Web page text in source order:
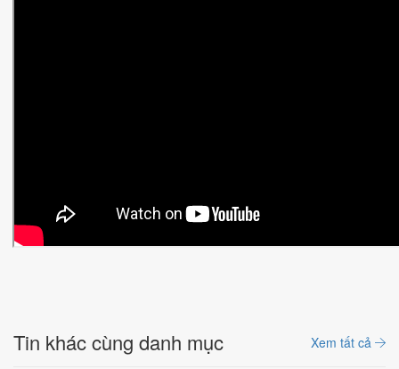
Tin khác cùng danh mục Xem tất cả